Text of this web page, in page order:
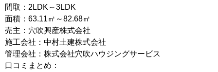
間取：2LDK～3LDK
面積：63.11㎡～82.68㎡
売主：穴吹興産株式会社
施工会社：中村土建株式会社
管理会社：株式会社穴吹ハウジングサービス
口コミまとめ：